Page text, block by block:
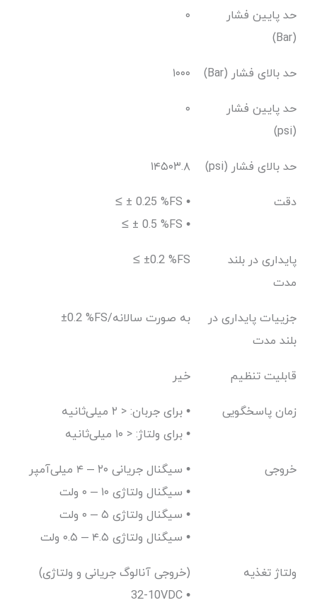
حد پایین فشار
(Bar)
۰
حد بالای فشار (Bar) ۱۰۰۰
حد پایین فشار
(psi)
۰
حد بالای فشار (psi) ۱۴۵۰۳.۸
دقت
≤ ± 0.25 %FS •
≤ ± 0.5 %FS •
پایداری در بلند
مدت
≤ ±0.2 %FS
جزییات پایداری در
بلند مدت
±0.2 %FS/به صورت سالانه
قابلیت تنظیم خیر
زمان پاسخگویی
برای جربان: < ۲ میلی‌ثانیه •
برای ولتاژ: < ۱۰ میلی‌ثانیه •
خروجی
سیگنال جریانی ۲۰ – ۴ میلی‌آمپر •
سیگنال ولتاژی ۱۰ – ۰ ولت •
سیگنال ولتاژی ۵ – ۰ ولت •
سیگنال ولتاژی ۴.۵ – ۰.۵ ولت •
ولتاژ تغذیه
(خروجی آنالوگ جریانی و ولتاژی)
10-32VDC •